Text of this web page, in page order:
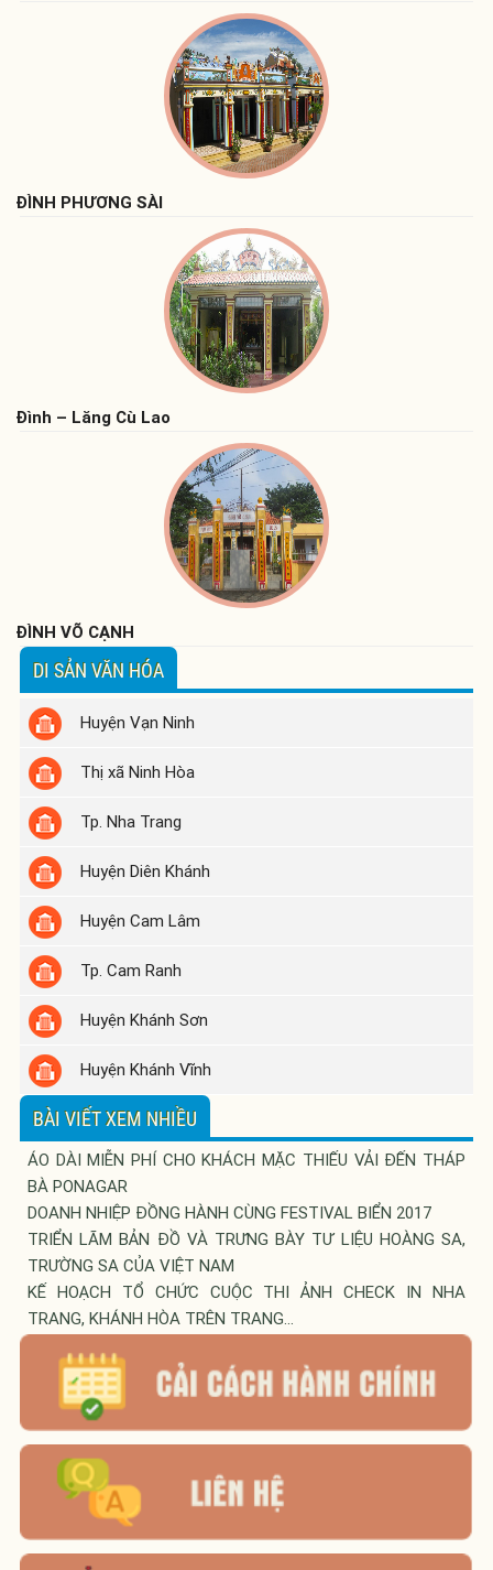
ĐÌNH PHƯƠNG SÀI
Đình – Lăng Cù Lao
ĐÌNH VÕ CẠNH
DI SẢN VĂN HÓA
Huyện Vạn Ninh
Thị xã Ninh Hòa
Tp. Nha Trang
Huyện Diên Khánh
Huyện Cam Lâm
Tp. Cam Ranh
Huyện Khánh Sơn
Huyện Khánh Vĩnh
BÀI VIẾT XEM NHIỀU
ÁO DÀI MIỄN PHÍ CHO KHÁCH MẶC THIẾU VẢI ĐẾN THÁP
BÀ PONAGAR
DOANH NHIỆP ĐỒNG HÀNH CÙNG FESTIVAL BIỂN 2017
TRIỂN LÃM BẢN ĐỒ VÀ TRƯNG BÀY TƯ LIỆU HOÀNG SA,
TRƯỜNG SA CỦA VIỆT NAM
KẾ HOẠCH TỔ CHỨC CUỘC THI ẢNH CHECK IN NHA
TRANG, KHÁNH HÒA TRÊN TRANG...